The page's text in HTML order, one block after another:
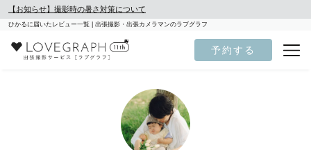
【お知らせ】撮影時の暑さ対策について
ひかるに届いたレビュー一覧 | 出張撮影・出張カメラマンのラブグラフ
予約する